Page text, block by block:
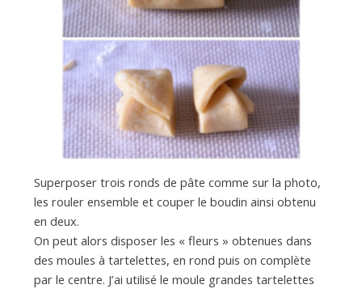
Superposer trois ronds de pâte comme sur la photo,
les rouler ensemble et couper le boudin ainsi obtenu
en deux.
On peut alors disposer les « fleurs » obtenues dans
des moules à tartelettes, en rond puis on complète
par le centre. J’ai utilisé le moule grandes tartelettes